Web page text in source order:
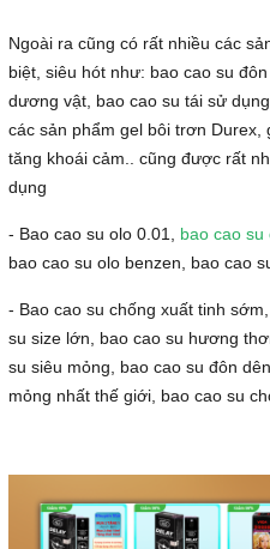
Ngoài ra cũng có rất nhiều các
biệt, siêu hót như: bao cao su
dương vật, bao cao su tái sử
các sản phẩm gel bôi trơn
tăng khoái cảm.. cũng được rất
dụng
- Bao cao su olo 0.01, bao cao su
bao cao su olo benzen, bao cao
- Bao cao su chống xuất tinh
su size lớn, bao cao su hương
su siêu mỏng, bao cao su đôn
mỏng nhất thế giới, bao cao su